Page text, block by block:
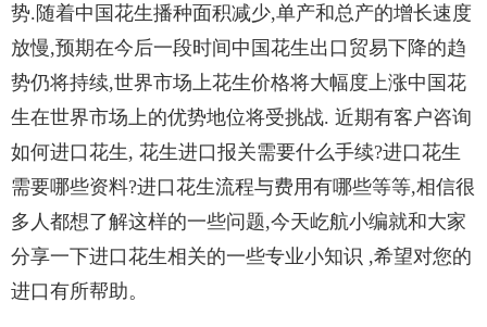
势.随着中国花生播种面积减少,单产和总产的增长速度
放慢,预期在今后一段时间中国花生出口贸易下降的趋
势仍将持续,世界市场上花生价格将大幅度上涨中国花
生在世界市场上的优势地位将受挑战. 近期有客户咨询
如何进口花生, 花生进口报关需要什么手续?进口花生
需要哪些资料?进口花生流程与费用有哪些等等,相信很
多 人都想了解这样的一些问题,今天屹航小编就和大家
分享一下进口花生相关的一些专业小知识 ,希望对您的
进口有所帮助。